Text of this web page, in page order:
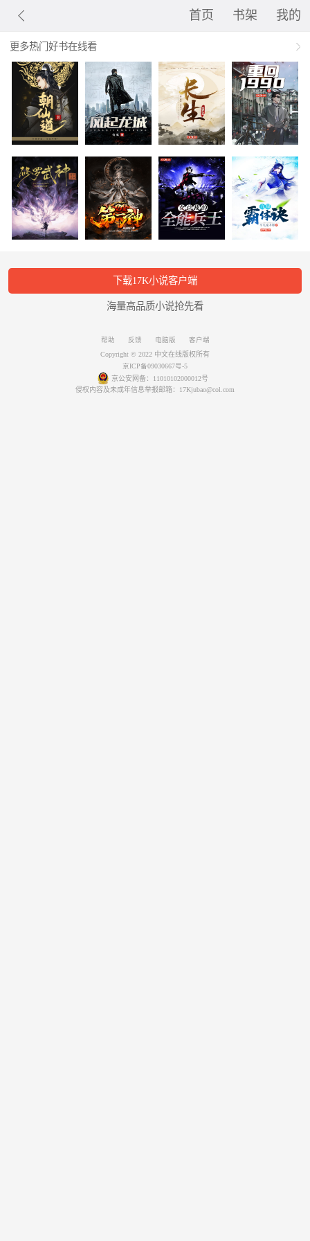
首页 书架 我的
更多热门好书在线看
下载17K小说客户端
海量高品质小说抢先看
帮助 反馈 电脑版
客户端
Copyright © 2022 中文在线版权所有
京ICP备09030667号-5
京公安网备：11010102000012号
侵权内容及未成年信息举报邮箱：17Kjubao@col.com